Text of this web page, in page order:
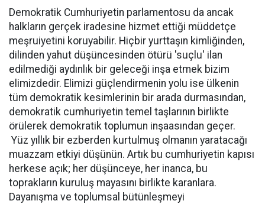
Demokratik Cumhuriyetin parlamentosu da ancak
halkların gerçek iradesine hizmet ettiği müddetçe
meşruiyetini koruyabilir. Hiçbir yurttaşın kimliğinden,
dilinden yahut düşüncesinden ötürü 'suçlu' ilan
edilmediği aydınlık bir geleceği inşa etmek bizim
elimizdedir. Elimizi güçlendirmenin yolu ise ülkenin
tüm demokratik kesimlerinin bir arada durmasından,
demokratik cumhuriyetin temel taşlarının birlikte
örülerek demokratik toplumun inşaasından geçer.
Yüz yıllık bir ezberden kurtulmuş olmanın yaratacağı
muazzam etkiyi düşünün. Artık bu cumhuriyetin kapısı
herkese açık; her düşünceye, her inanca, bu
toprakların kuruluş mayasını birlikte karanlara.
Dayanışma ve toplumsal bütünleşmeyi